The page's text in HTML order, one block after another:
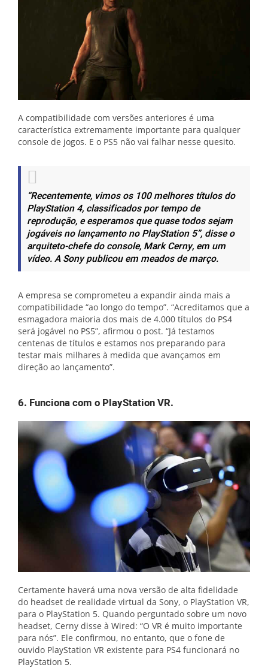
A compatibilidade com versões anteriores é uma
característica extremamente importante para qualquer
console de jogos. E o PS5 não vai falhar nesse quesito.
“Recentemente, vimos os 100 melhores títulos do
PlayStation 4, classificados por tempo de
reprodução, e esperamos que quase todos sejam
jogáveis no lançamento no PlayStation 5”, disse o
arquiteto-chefe do console, Mark Cerny, em um
vídeo. A Sony publicou em meados de março.
A empresa se comprometeu a expandir ainda mais a
compatibilidade “ao longo do tempo”. “Acreditamos que a
esmagadora maioria dos mais de 4.000 títulos do PS4
será jogável no PS5”, afirmou o post. “Já testamos
centenas de títulos e estamos nos preparando para
testar mais milhares à medida que avançamos em
direção ao lançamento”.
6. Funciona com o PlayStation VR.
Certamente haverá uma nova versão de alta fidelidade
do headset de realidade virtual da Sony, o PlayStation VR,
para o PlayStation 5. Quando perguntado sobre um novo
headset, Cerny disse à Wired: “O VR é muito importante
para nós”. Ele confirmou, no entanto, que o fone de
ouvido PlayStation VR existente para PS4 funcionará no
PlayStation 5.